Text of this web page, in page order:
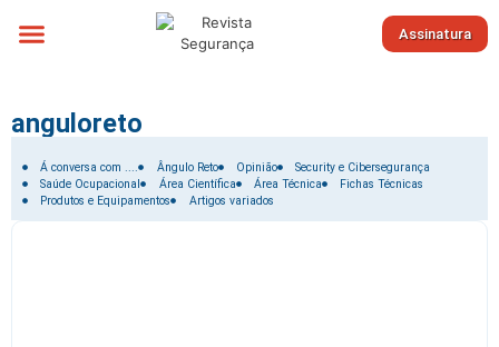
Assinatura
anguloreto
Filtrar por:
Á conversa com .... Ângulo Reto Opinião
Security e Cibersegurança
Saúde Ocupacional
Área Científica Área Técnica
Fichas Técnicas
Produtos e Equipamentos
Artigos variados